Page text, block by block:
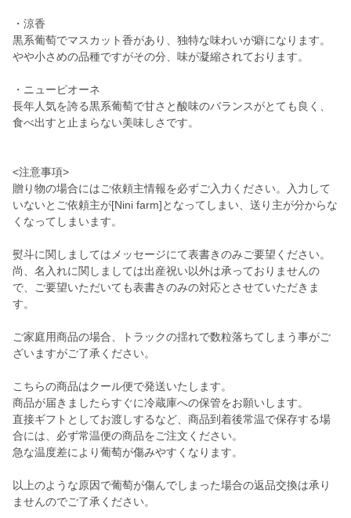
・涼香
黒系葡萄でマスカット香があり、独特な味わいが癖になります。
やや小さめの品種ですがその分、味が凝縮されております。
・ニューピオーネ
長年人気を誇る黒系葡萄で甘さと酸味のバランスがとても良く、
食べ出すと止まらない美味しさです。
<注意事項>
贈り物の場合にはご依頼主情報を必ずご入力ください。入力して
いないとご依頼主が[Nini farm]となってしまい、送り主が分からな
くなってしまいます。
熨斗に関しましてはメッセージにて表書きのみご要望ください。
尚、名入れに関しましては出産祝い以外は承っておりませんの
で、ご要望いただいても表書きのみの対応とさせていただきま
す。
ご家庭用商品の場合、トラックの揺れで数粒落ちてしまう事がご
ざいますがご了承ください。
こちらの商品はクール便で発送いたします。
商品が届きましたらすぐに冷蔵庫への保管をお願いします。
直接ギフトとしてお渡しするなど、商品到着後常温で保存する場
合には、必ず常温便の商品をご注文ください。
急な温度差により葡萄が傷みやすくなります。
以上のような原因で葡萄が傷んでしまった場合の返品交換は承り
ませんのでご了承ください。